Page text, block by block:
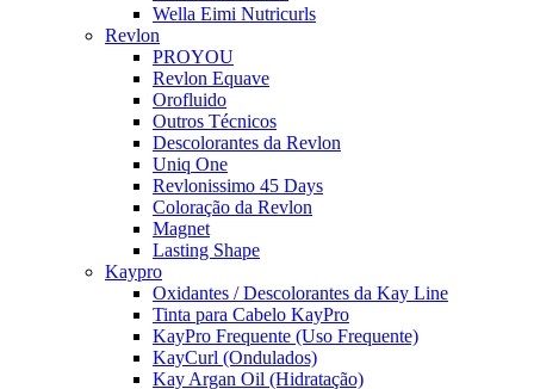
Wella Eimi Nutricurls
Revlon
PROYOU
Revlon Equave
Orofluido
Outros Técnicos
Descolorantes da Revlon
Uniq One
Revlonissimo 45 Days
Coloração da Revlon
Magnet
Lasting Shape
Kaypro
Oxidantes / Descolorantes da Kay Line
Tinta para Cabelo KayPro
KayPro Frequente (Uso Frequente)
KayCurl (Ondulados)
Kay Argan Oil (Hidratação)